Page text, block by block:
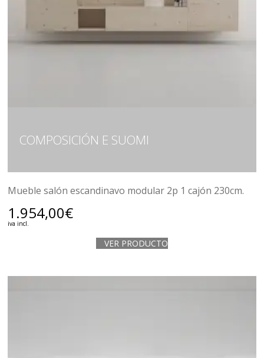
COMPOSICIÓN E SUOMI
Mueble salón escandinavo modular 2p 1 cajón 230cm.
1.954,00€
iva incl.
VER PRODUCTO